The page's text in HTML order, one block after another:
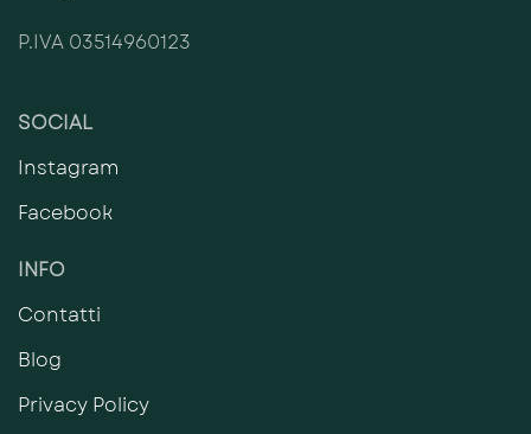
P.IVA 03514960123
SOCIAL
Instagram
Facebook
INFO
Contatti
Blog
Privacy Policy